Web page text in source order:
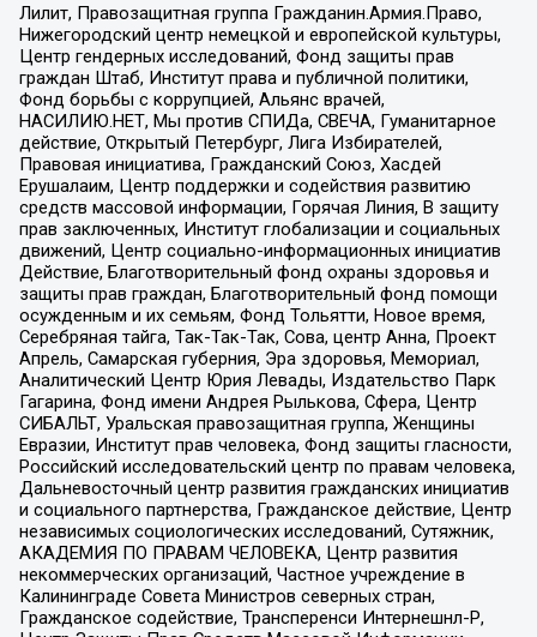
Лилит, Правозащитная группа Гражданин.Армия.Право,
Нижегородский центр немецкой и европейской культуры,
Центр гендерных исследований, Фонд защиты прав
граждан Штаб, Институт права и публичной политики,
Фонд борьбы с коррупцией, Альянс врачей,
НАСИЛИЮ.НЕТ, Мы против СПИДа, СВЕЧА, Гуманитарное
действие, Открытый Петербург, Лига Избирателей,
Правовая инициатива, Гражданский Союз, Хасдей
Ерушалаим, Центр поддержки и содействия развитию
средств массовой информации, Горячая Линия, В защиту
прав заключенных, Институт глобализации и социальных
движений, Центр социально-информационных инициатив
Действие, Благотворительный фонд охраны здоровья и
защиты прав граждан, Благотворительный фонд помощи
осужденным и их семьям, Фонд Тольятти, Новое время,
Серебряная тайга, Так-Так-Так, Сова, центр Анна, Проект
Апрель, Самарская губерния, Эра здоровья, Мемориал,
Аналитический Центр Юрия Левады, Издательство Парк
Гагарина, Фонд имени Андрея Рылькова, Сфера, Центр
СИБАЛЬТ, Уральская правозащитная группа, Женщины
Евразии, Институт прав человека, Фонд защиты гласности,
Российский исследовательский центр по правам человека,
Дальневосточный центр развития гражданских инициатив
и социального партнерства, Гражданское действие, Центр
независимых социологических исследований, Сутяжник,
АКАДЕМИЯ ПО ПРАВАМ ЧЕЛОВЕКА, Центр развития
некоммерческих организаций, Частное учреждение в
Калининграде Совета Министров северных стран,
Гражданское содействие, Трансперенси Интернешнл-Р,